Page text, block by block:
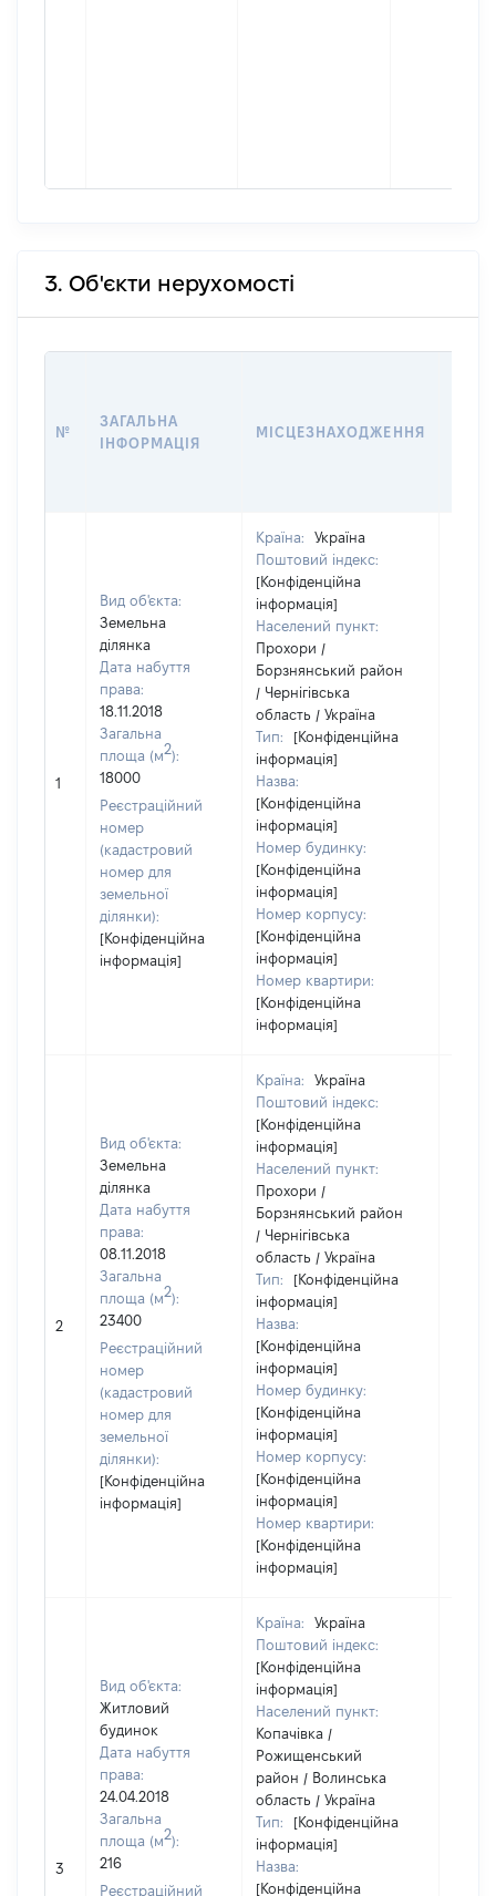
3. Об'єкти нерухомості
№
ЗАГАЛЬНА
ІНФОРМАЦІЯ
МІСЦЕЗНАХОДЖЕННЯ
1
Вид об'єкта:
Земельна
ділянка
Дата набуття
права:
18.11.2018
Загальна
площа (м2):
18000
Реєстраційний
номер
(кадастровий
номер для
земельної
ділянки):
[Конфіденційна
інформація]
Країна:
Україна
Поштовий індекс:
[Конфіденційна
інформація]
Населений пункт:
Прохори /
Борзнянський район
/ Чернігівська
область / Україна
Тип:
[Конфіденційна
інформація]
Назва:
[Конфіденційна
інформація]
Номер будинку:
[Конфіденційна
інформація]
Номер корпусу:
[Конфіденційна
інформація]
Номер квартири:
[Конфіденційна
інформація]
2
Вид об'єкта:
Земельна
ділянка
Дата набуття
права:
08.11.2018
Загальна
площа (м2):
23400
Реєстраційний
номер
(кадастровий
номер для
земельної
ділянки):
[Конфіденційна
інформація]
Країна:
Україна
Поштовий індекс:
[Конфіденційна
інформація]
Населений пункт:
Прохори /
Борзнянський район
/ Чернігівська
область / Україна
Тип:
[Конфіденційна
інформація]
Назва:
[Конфіденційна
інформація]
Номер будинку:
[Конфіденційна
інформація]
Номер корпусу:
[Конфіденційна
інформація]
Номер квартири:
[Конфіденційна
інформація]
3
Вид об'єкта:
Житловий
будинок
Дата набуття
права:
24.04.2018
Загальна
площа (м2):
216
Реєстраційний
Країна:
Україна
Поштовий індекс:
[Конфіденційна
інформація]
Населений пункт:
Копачівка /
Рожищенський
район / Волинська
область / Україна
Тип:
[Конфіденційна
інформація]
Назва:
[Конфіденційна